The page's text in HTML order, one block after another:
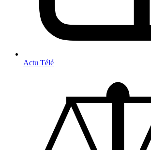
Actu Télé